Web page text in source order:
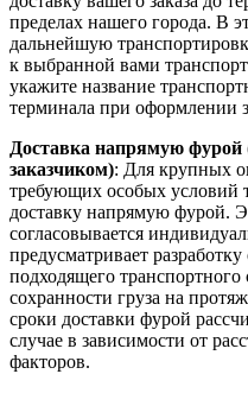
пределах нашего города. В
дальнейшую
к выбранной вами
укажите название
терминала при оформлении
Доставка напрямую фурой
заказчиком): Для крупных
требующих особых условий
доставку напрямую фурой.
согласовывается
предусматривает
подходящего транспортного
сохранности груза на
сроки доставки фурой
случае в зависимости от
факторов.